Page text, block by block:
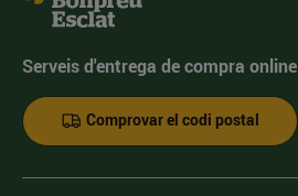
Serveis d'entrega de compra online
Comprovar el codi postal